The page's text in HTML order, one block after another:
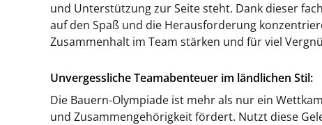
und Unterstützung zur Seite steht. Dank dieser
auf den Spaß und die Herausforderung
Zusammenhalt im Team stärken und für viel
Unvergessliche Teamabenteuer im ländlichen Stil:
Die Bauern-Olympiade ist mehr als nur ein
und Zusammengehörigkeit fördert. Nutzt diese